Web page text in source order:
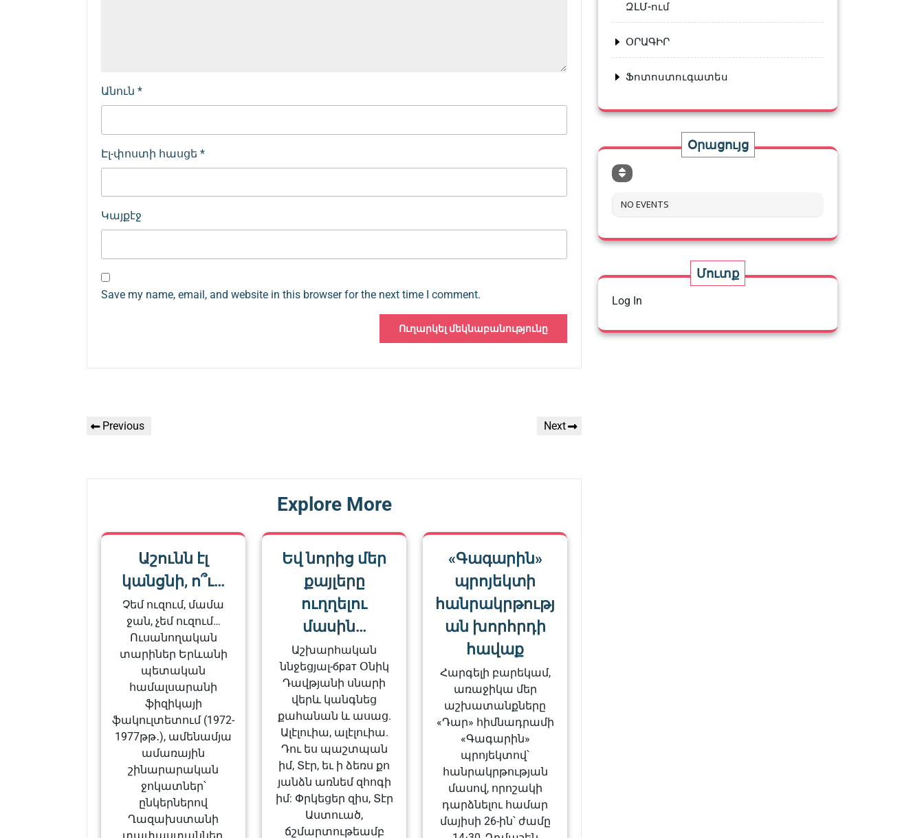
Անուն *
Էլ-փոստի հասցե *
Կայքէջ
Save my name, email, and website in this browser for the next time I comment.
Գրառումների
Previous
Previous
Next
Next
Explore More
Աշունն էլ
կանցնի, ո՞ւ…
Չեմ ուզում, մամա
ջան, չեմ ուզում…
Ուսանողական
տարիներ Երևանի
պետական
համալսարանի
ֆիզիկայի
ֆակուլտետում (1972-
1977թթ․), ամենամյա
ամառային
շինարարական
ջոկատներ՝
ընկերներով
Ղազախստանի
տափաստաններ,
Եվ նորից մեր
քայլերը
ուղղելու
մասին…
Աշխարհական
ննջեցյալ-брат Օնիկ
Դավթյանի սնարի
վերև կանգնեց
քահանան և ասաց.
Ալէլուիա, ալէլուիա.
Դու ես պաշտպան
իմ, Տէր, եւ ի ձեռս քո
յանձն առնեմ զհոգի
իմ: Փրկեցեր զիս, Տէր
Աստուած,
ճշմարտութեամբ
«Գագարին»
պրոյեկտի
հանրակրթությ
ան խորհրդի
հավաք
Հարգելի բարեկամ,
առաջիկա մեր
աշխատանքները
«Դար» հիմնադրամի
«Գագարին»
պրոյեկտով՝
հանրակրթության
մասով, որոշակի
դարձնելու համար
մայիսի 26-ին՝ ժամը
ԶԼՄ-ում
ՕՐԱԳԻՐ
Ֆոտոստուգատես
Օրացույց
NO EVENTS
Մուտք
Log In